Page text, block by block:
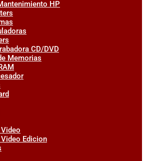
HP
CD/DVD
Memorias
Edicion